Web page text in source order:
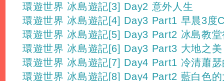
環遊世界 冰島遊記[3] Day2 意外人生
環遊世界 冰島遊記[4] Day3 Part1 早晨3度
環遊世界 冰島遊記[5] Day3 Part2 冰島教
環遊世界 冰島遊記[6] Day3 Part3 大地之美
環遊世界 冰島遊記[7] Day4 Part1 冷清蕭
環遊世界 冰島遊記[8] Day4 Part2 藍白色